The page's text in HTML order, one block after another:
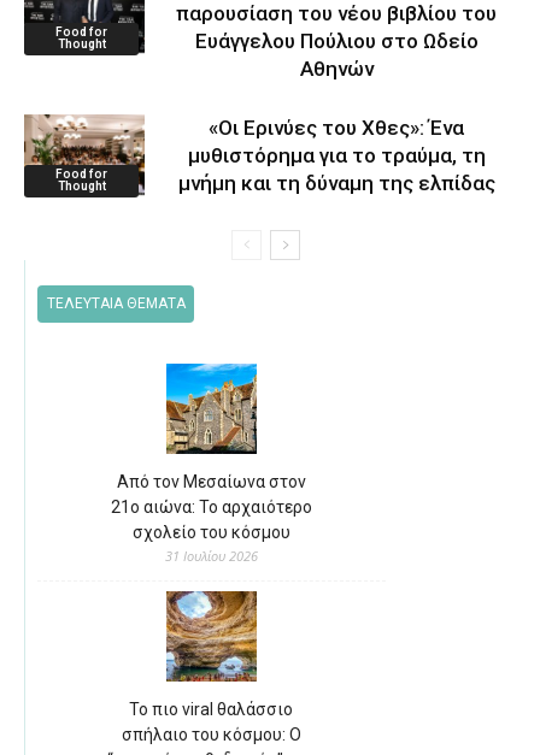
Food for
Thought
παρουσίαση του νέου βιβλίου του
Ευάγγελου Πούλιου στο Ωδείο
Αθηνών
Food for
Thought
«Οι Ερινύες του Χθες»: Ένα
μυθιστόρημα για το τραύμα, τη
μνήμη και τη δύναμη της ελπίδας
ΤΕΛΕΥΤΑΙΑ ΘΕΜΑΤΑ
Από τον Μεσαίωνα στον
21ο αιώνα: Το αρχαιότερο
σχολείο του κόσμου
31 Ιουλίου 2026
Το πιο viral θαλάσσιο
σπήλαιο του κόσμου: Ο